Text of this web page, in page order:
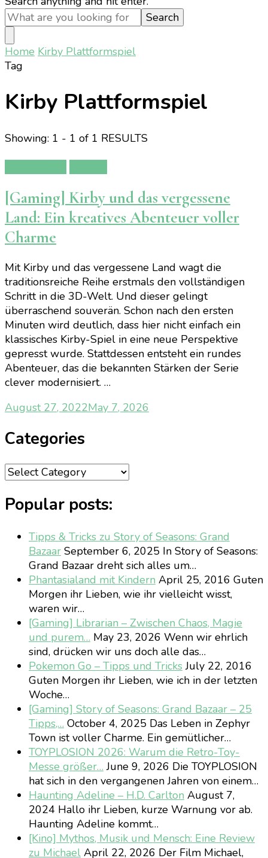
for
Something?
Home Kirby Plattformspiel
Tag
Kirby Plattformspiel
Showing: 1 - 1 of 1 RESULTS
[Gaming] Kirby und das vergessene
Land: Ein kreatives Abenteuer voller
Charme
Mit Kirby und das vergessene Land wagt die
traditionsreiche Reihe erstmals den vollständigen
Schritt in die 3D-Welt. Und dieser gelingt
überraschend souverän. Schon nach den ersten
Minuten wird deutlich, dass hier nicht einfach ein
klassisches Kirby-Spiel in eine neue Perspektive
gepresst wurde. Stattdessen entsteht ein rundes
Abenteuer, das die bekannten Stärken der Serie
clever modernisiert. …
August 27, 2022May 7, 2026
Categories
Categories
Popular posts:
Tipps & Tricks zu Story of Seasons: Grand
Bazaar September 6, 2025 In Story of Seasons:
Grand Bazaar dreht sich alles um…
Phantasialand mit Kindern April 25, 2016 Guten
Morgen ihr Lieben, wie ihr vielleicht wisst,
waren wir…
[Gaming] Librarian – Zwischen Chaos, Magie
und purem… May 23, 2026 Wenn wir ehrlich
sind, drücken wir uns doch alle das…
Pokemon Go – Tipps und TricksJuly 22, 2016
Guten Morgen ihr Lieben, wie ich in der letzten
Woche…
[Gaming] Story of Seasons: Grand Bazaar – 25
Tipps,… October 4, 2025 Das Leben in Zephyr
Town ist voller Charme. Ein gemütlicher…
TOYPLOSION 2026: Warum die Retro-Toy-
Messe größer… June 9, 2026 Die TOYPLOSION
hat sich in den vergangenen Jahren von einem…
Haunting Adeline – H.D. Carlton August 7,
2024 Hallo ihr Lieben, kurze Warnung vor ab.
Haunting Adeline kommt…
[Kino] Mythos, Musik und Mensch: Eine Review
zu Michael April 22, 2026 Der Film Michael,